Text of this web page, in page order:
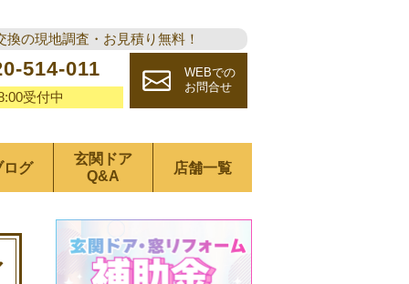
換の現地調査・お見積り無料！
514-011
受付中
WEBでの
お問合せ
ログ
玄関ドア
Q&A
店舗一覧